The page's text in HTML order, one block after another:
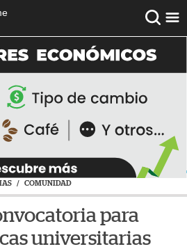
/ COMUNIDAD
para
universitarias